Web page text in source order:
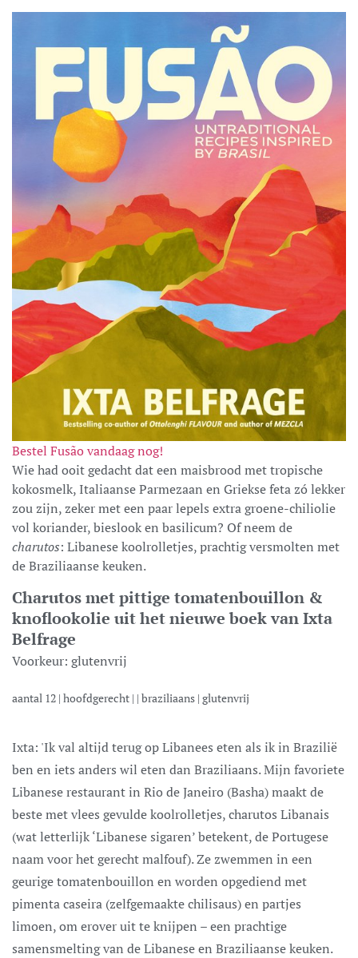
Bestel Fusão vandaag nog!
Wie had ooit gedacht dat een maisbrood met tropische
kokosmelk, Italiaanse Parmezaan en Griekse feta zó lekker
zou zijn, zeker met een paar lepels extra groene-chiliolie
vol koriander, bieslook en basilicum? Of neem de
charutos: Libanese koolrolletjes, prachtig versmolten met
de Braziliaanse keuken.
Charutos met pittige tomatenbouillon &
knoflookolie uit het nieuwe boek van Ixta
Belfrage
Voorkeur: glutenvrij
aantal 12 | hoofdgerecht | | braziliaans | glutenvrij
Ixta: 'Ik val altijd terug op Libanees eten als ik in Brazilië
ben en iets anders wil eten dan Braziliaans. Mijn favoriete
Libanese restaurant in Rio de Janeiro (Basha) maakt de
beste met vlees gevulde koolrolletjes, charutos Libanais
(wat letterlijk ‘Libanese sigaren’ betekent, de Portugese
naam voor het gerecht malfouf). Ze zwemmen in een
geurige tomatenbouillon en worden opgediend met
pimenta caseira (zelfgemaakte chilisaus) en partjes
limoen, om erover uit te knijpen – een prachtige
samensmelting van de Libanese en Braziliaanse keuken.